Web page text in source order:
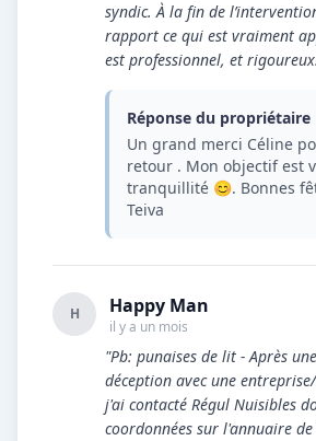
syndic. À la fin de
rapport ce qui est vraiment
est professionnel, et
Réponse du propriétaire
Un grand merci Céline
retour . Mon objectif est
tranquillité 😊. Bonnes
Teiva
H Happy Man
il y a un mois
"Pb: punaises de lit - Après
déception avec une
j'ai contacté Régul Nuisibles
coordonnées sur l'annuaire de